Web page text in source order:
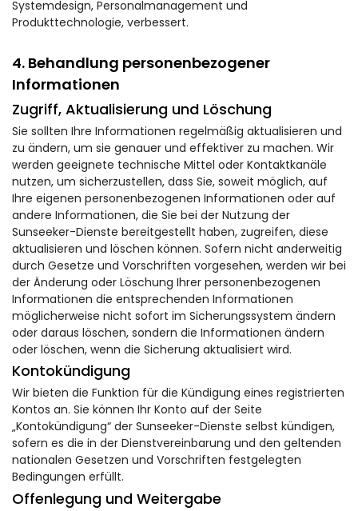
Systemdesign, Personalmanagement und
Produkttechnologie, verbessert.
4. Behandlung personenbezogener
Informationen
Zugriff, Aktualisierung und Löschung
Sie sollten Ihre Informationen regelmäßig aktualisieren und
zu ändern, um sie genauer und effektiver zu machen. Wir
werden geeignete technische Mittel oder Kontaktkanäle
nutzen, um sicherzustellen, dass Sie, soweit möglich, auf
Ihre eigenen personenbezogenen Informationen oder auf
andere Informationen, die Sie bei der Nutzung der
Sunseeker-Dienste bereitgestellt haben, zugreifen, diese
aktualisieren und löschen können. Sofern nicht anderweitig
durch Gesetze und Vorschriften vorgesehen, werden wir bei
der Änderung oder Löschung Ihrer personenbezogenen
Informationen die entsprechenden Informationen
möglicherweise nicht sofort im Sicherungssystem ändern
oder daraus löschen, sondern die Informationen ändern
oder löschen, wenn die Sicherung aktualisiert wird.
Kontokündigung
Wir bieten die Funktion für die Kündigung eines registrierten
Kontos an. Sie können Ihr Konto auf der Seite
„Kontokündigung“ der Sunseeker-Dienste selbst kündigen,
sofern es die in der Dienstvereinbarung und den geltenden
nationalen Gesetzen und Vorschriften festgelegten
Bedingungen erfüllt.
Offenlegung und Weitergabe